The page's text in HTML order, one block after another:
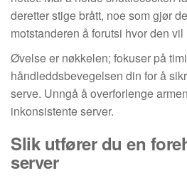
deretter stige brått, noe som gjør
motstanderen å forutsi hvor den vil
Øvelse er nøkkelen; fokuser på
håndleddsbevegelsen din for å
serve. Unngå å overforlenge
inkonsistente server.
Slik utfører du en
server